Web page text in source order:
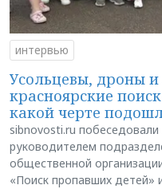
интервью
Усольцевы, дроны
красноярские
какой черте
sibnovosti.ru
руководителем
общественной
«Поиск пропавших